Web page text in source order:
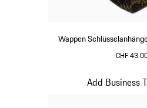
Wappen
CHF
Add Business